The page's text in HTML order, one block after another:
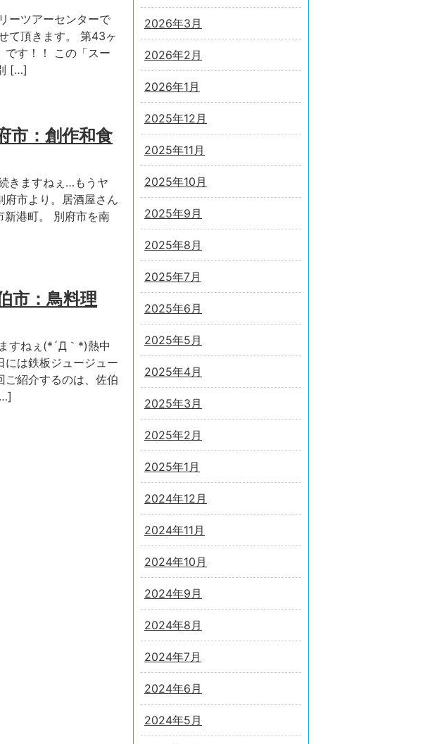
ーツアーセンターで
て頂きます。 第43ヶ
です！！ この「スー
[…]
市：創作和食
きますねぇ…もうヤ
市より。居酒屋さん
新港町。 別府市を南
市：鳥料理
すねぇ(*´Д｀*)熱中
には鉄板ジュージュー
紹介するのは、佐伯
2026年3月
2026年2月
2026年1月
2025年12月
2025年11月
2025年10月
2025年9月
2025年8月
2025年7月
2025年6月
2025年5月
2025年4月
2025年3月
2025年2月
2025年1月
2024年12月
2024年11月
2024年10月
2024年9月
2024年8月
2024年7月
2024年6月
2024年5月